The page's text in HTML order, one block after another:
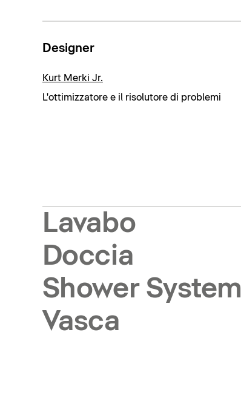
Designer
Kurt Merki Jr.
L'ottimizzatore e il risolutore di problemi
Lavabo
Doccia
Shower System
Vasca